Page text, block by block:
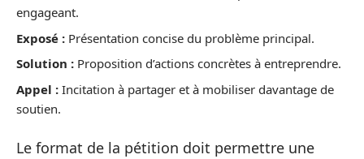
engageant.
Exposé : Présentation concise du problème principal.
Solution : Proposition d’actions concrètes à entreprendre.
Appel : Incitation à partager et à mobiliser davantage de
soutien.
Le format de la pétition doit permettre une